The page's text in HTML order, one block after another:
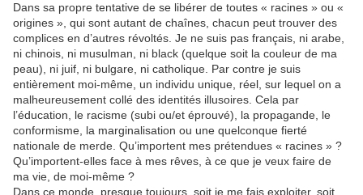
Dans sa propre tentative de se libérer de toutes « racines » ou «
origines », qui sont autant de chaînes, chacun peut trouver des
complices en d’autres révoltés. Je ne suis pas français, ni arabe,
ni chinois, ni musulman, ni black (quelque soit la couleur de ma
peau), ni juif, ni bulgare, ni catholique. Par contre je suis
entièrement moi-même, un individu unique, réel, sur lequel on a
malheureusement collé des identités illusoires. Cela par
l’éducation, le racisme (subi ou/et éprouvé), la propagande, le
conformisme, la marginalisation ou une quelconque fierté
nationale de merde. Qu’importent mes prétendues « racines » ?
Qu’importent-elles face à mes rêves, à ce que je veux faire de
ma vie, de moi-même ?
Dans ce monde, presque toujours, soit je me fais exploiter, soit